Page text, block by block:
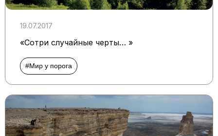
19.07.2017
«Сотри случайные черты… »
#Мир у порога